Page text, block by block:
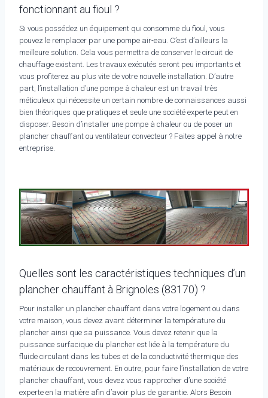
fonctionnant au fioul ?
Si vous possédez un équipement qui consomme du fioul, vous
pouvez le remplacer par une pompe air-eau. C’est d’ailleurs la
meilleure solution. Cela vous permettra de conserver le circuit de
chauffage existant. Les travaux exécutés seront peu importants et
vous profiterez au plus vite de votre nouvelle installation. D’autre
part, l’installation d’une pompe à chaleur est un travail très
méticuleux qui nécessite un certain nombre de connaissances aussi
bien théoriques que pratiques et seule une société experte peut en
disposer. Besoin d’installer une pompe à chaleur ou de poser un
plancher chauffant ou ventilateur convecteur ? Faites appel à notre
entreprise.
Quelles sont les caractéristiques techniques d’un
plancher chauffant à Brignoles (83170) ?
Pour installer un plancher chauffant dans votre logement ou dans
votre maison, vous devez avant déterminer la température du
plancher ainsi que sa puissance. Vous devez retenir que la
puissance surfacique du plancher est liée à la température du
fluide circulant dans les tubes et de la conductivité thermique des
matériaux de recouvrement. En outre, pour faire l’installation de votre
plancher chauffant, vous devez vous rapprocher d’une société
experte en la matière afin d’avoir plus de garantie. Alors Besoin